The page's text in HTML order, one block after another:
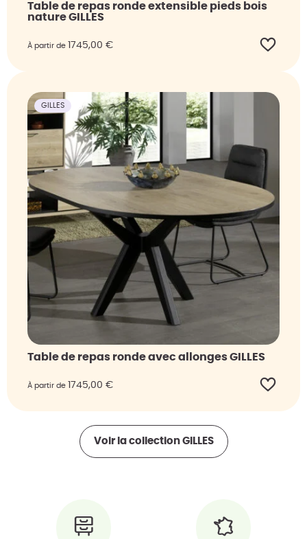
Table de repas ronde extensible pieds bois
nature GILLES
À partir de 1745,00 €
GILLES
Table de repas ronde avec allonges GILLES
À partir de 1745,00 €
Voir la collection GILLES